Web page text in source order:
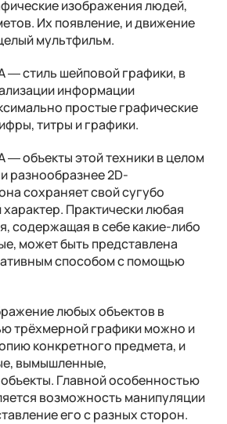
изображения людей,
Их появление, и движение
мультфильм.
стиль шейповой графики, в
информации
простые графические
титры и графики.
объекты этой техники в целом
разнообразнее 2D-
сохраняет свой сугубо
Практически любая
содержащая в себе какие-либо
может быть представлена
способом с помощью
любых объектов в
трёхмерной графики можно и
конкретного предмета, и
вымышленные,
Главной особенностью
возможность манипуляции
его с разных сторон.